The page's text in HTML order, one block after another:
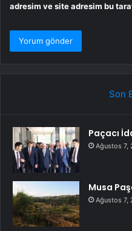
adresim ve site adresim bu
Son
Paçacı
Ağustos 7,
Musa
Ağustos 7,